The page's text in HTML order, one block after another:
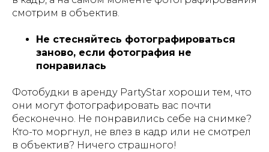
смотрим в объектив.
Не стесняйтесь фотографироваться
заново, если фотография не
понравилась
Фотобудки в аренду PartyStar хороши тем, что
они могут фотографировать вас почти
бесконечно. Не понравились себе на снимке?
Кто-то моргнул, не влез в кадр или не смотрел
в объектив? Ничего страшного!